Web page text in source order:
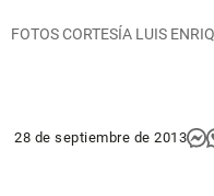
FOTOS CORTESÍA LUIS
28 de septiembre de 2013